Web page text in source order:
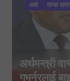
अर्थ ताजा
अर्थमन्त्री
गभर्नरलाई